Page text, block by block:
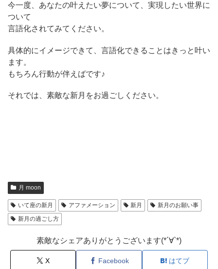
今一度、あなたの叶えたい夢について、実現したい世界に
ついて
言語化されてみてください。
具体的にイメージできて、言語化できることはきっと叶い
ます。
もちろん行動が伴えばです♪
それでは、素敵な新月をお過ごしください。
月 moon
いて座の新月 アファメーション 新月
新月のお願い事
新月の過ごし方
素敵なシェアありがとうございます(*´∀`*)
X Facebook はてブ